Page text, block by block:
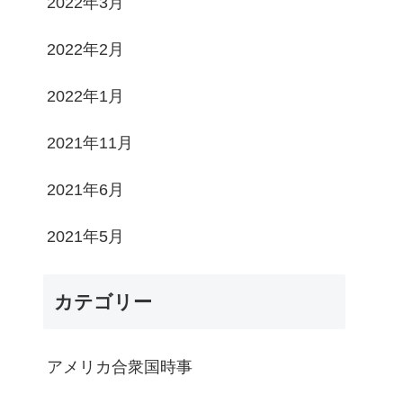
2022年2月
2022年1月
2021年11月
2021年6月
2021年5月
カテゴリー
アメリカ合衆国時事